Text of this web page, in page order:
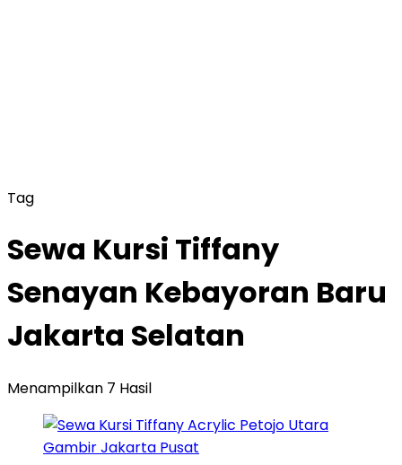
Tag
Sewa Kursi Tiffany
Senayan Kebayoran Baru
Jakarta Selatan
Menampilkan 7 Hasil